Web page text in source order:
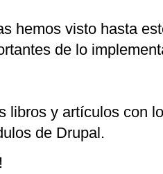
hemos visto hasta
de lo
libros y artículos con
de Drupal.